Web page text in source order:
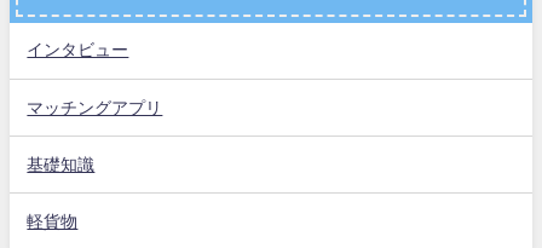
インタビュー
マッチングアプリ
基礎知識
軽貨物